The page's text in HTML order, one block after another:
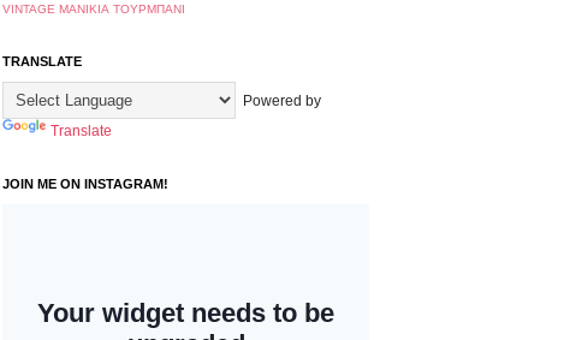
VINTAGE ΜΑΝΙΚΙΑ ΤΟΥΡΜΠΑΝΙ
TRANSLATE
Powered by
Translate
JOIN ME ON INSTAGRAM!